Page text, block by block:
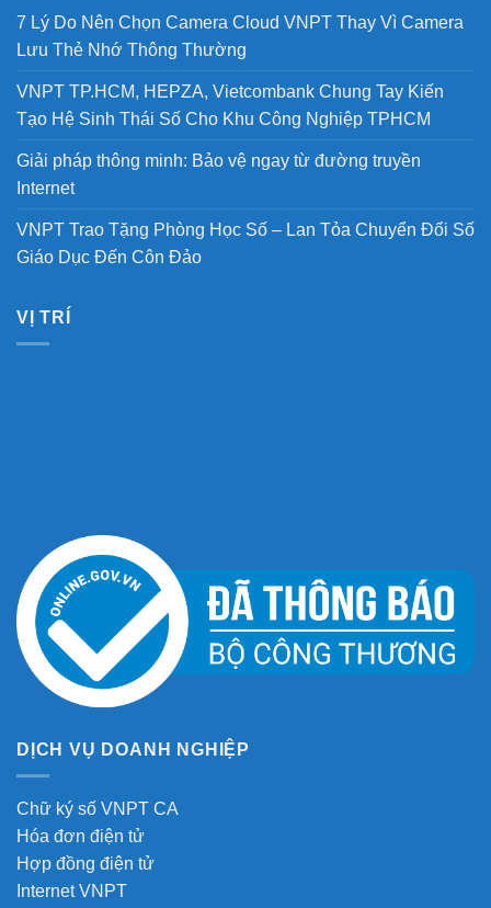
7 Lý Do Nên Chọn Camera Cloud VNPT Thay Vì Camera
Lưu Thẻ Nhớ Thông Thường
VNPT TP.HCM, HEPZA, Vietcombank Chung Tay Kiến
Tạo Hệ Sinh Thái Số Cho Khu Công Nghiệp TPHCM
Giải pháp thông minh: Bảo vệ ngay từ đường truyền
Internet
VNPT Trao Tặng Phòng Học Số – Lan Tỏa Chuyển Đổi Số
Giáo Dục Đến Côn Đảo
VỊ TRÍ
DỊCH VỤ DOANH NGHIỆP
Chữ ký số VNPT CA
Hóa đơn điện tử
Hợp đồng điện tử
Internet VNPT